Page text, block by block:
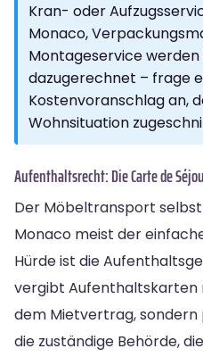
Kran- oder
Monaco,
Montageservice werden
dazugerechnet – frage
Kostenvoranschlag an,
Wohnsituation
Aufenthaltsrecht: Die Carte de
Der Möbeltransport
Monaco meist der
Hürde ist die
vergibt
dem Mietvertrag,
die zuständige Behörde, die